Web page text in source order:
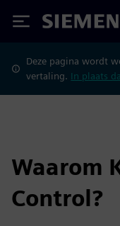
Siemens
Deze pagina wordt
vertaling. In plaats
Waarom
Control?